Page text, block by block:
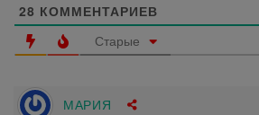
28 КОММЕНТАРИЕВ
Старые
МАРИЯ